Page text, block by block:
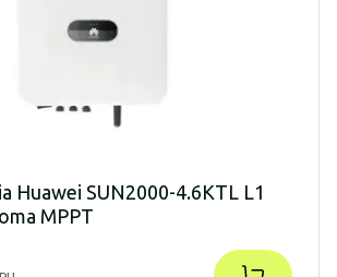
Huawei SUN2000-4.6KTL L1
MPPT